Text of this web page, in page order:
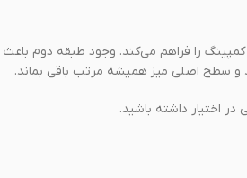
کمپینگ را فراهم می‌کند. وجود طبقه دوم
و سطح اصلی میز همیشه مرتب باقی بماند.
اختیار داشته باشید.